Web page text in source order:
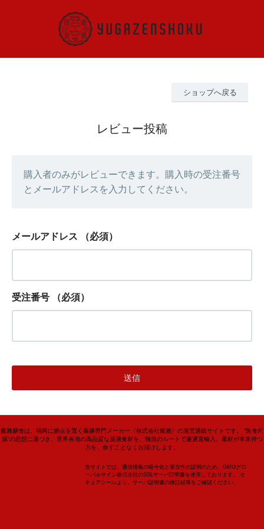
ショップへ戻る
レビュー投稿
購入者のみがレビューできます。購入時の受注番号
とメールアドレスを入力してください。
メールアドレス （必須）
受注番号 （必須）
癒雅膳食は、福岡に拠点を置く薬膳専門メーカー〈株式会社癒雅〉の直営通販サイトです。 “医食同
源”の思想に基づき、世界各地の高品質な薬膳食材を、独自のルートで厳選直輸入。素材が本来持つ
力を、余すことなくお届けします。
当サイトでは、通信情報の暗号化と実在性の証明のため、GMOグロ
ーバルサイン株式会社のSSLサーバ証明書を使用しております。 セ
キュアシールより、サーバ証明書の検証結果をご確認ください。